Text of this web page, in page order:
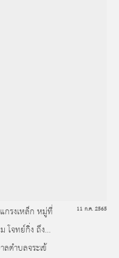
กรงเหล็ก หมู่ที่
โจทย์กิ่ง ถึง
ตำบลจระเข้
11 ก.ค. 2565